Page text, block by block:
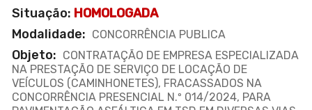
Situação: HOMOLOGADA
Modalidade: CONCORRÊNCIA PUBLICA
Objeto: CONTRATAÇÃO DE EMPRESA ESPECIALIZADA
NA PRESTAÇÃO DE SERVIÇO DE LOCAÇÃO DE
VEÍCULOS (CAMINHONETES), FRACASSADOS NA
CONCORRÊNCIA PRESENCIAL N.º 014/2024, PARA